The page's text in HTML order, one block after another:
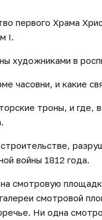
первого Храма
I.
художниками в
часовни, и какие
троны, и где,
войны 1812 года.
смотровую
смотровой
Ни одна